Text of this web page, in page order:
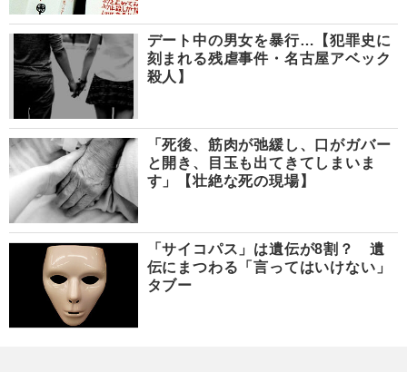
デート中の男女を暴行…【犯罪史に
刻まれる残虐事件・名古屋アベック
殺人】
「死後、筋肉が弛緩し、口がガバー
と開き、目玉も出てきてしまいま
す」【壮絶な死の現場】
「サイコパス」は遺伝が8割？ 遺
伝にまつわる「言ってはいけない」
タブー